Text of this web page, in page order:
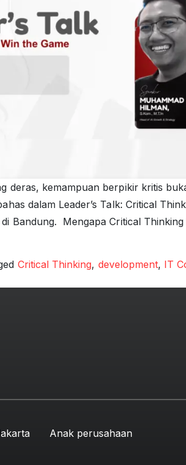
deras, kemampuan berpikir kritis
dalam Leader’s Talk: Critical
di Bandung. Mengapa Critical
Cara Pemimpin Modern Menang di Era
Critical Thinking, development, IT
Anak perusahaan